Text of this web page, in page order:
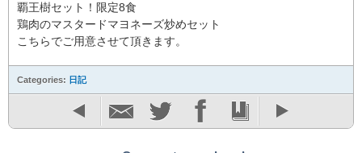
覇王樹セット！限定8食
鶏肉のマスタードマヨネーズ炒めセット
こちらでご用意させて頂きます。
Categories: 日記